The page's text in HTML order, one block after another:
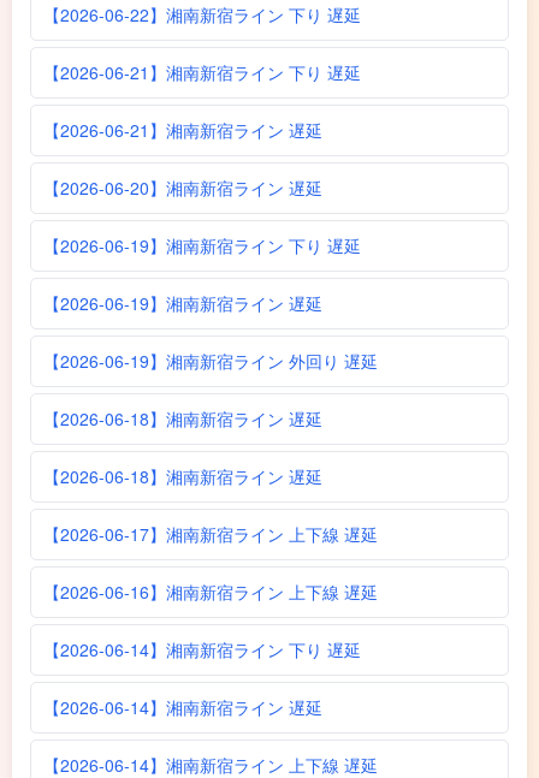
【2026-06-22】湘南新宿ライン 下り 遅延
【2026-06-21】湘南新宿ライン 下り 遅延
【2026-06-21】湘南新宿ライン 遅延
【2026-06-20】湘南新宿ライン 遅延
【2026-06-19】湘南新宿ライン 下り 遅延
【2026-06-19】湘南新宿ライン 遅延
【2026-06-19】湘南新宿ライン 外回り 遅延
【2026-06-18】湘南新宿ライン 遅延
【2026-06-18】湘南新宿ライン 遅延
【2026-06-17】湘南新宿ライン 上下線 遅延
【2026-06-16】湘南新宿ライン 上下線 遅延
【2026-06-14】湘南新宿ライン 下り 遅延
【2026-06-14】湘南新宿ライン 遅延
【2026-06-14】湘南新宿ライン 上下線 遅延